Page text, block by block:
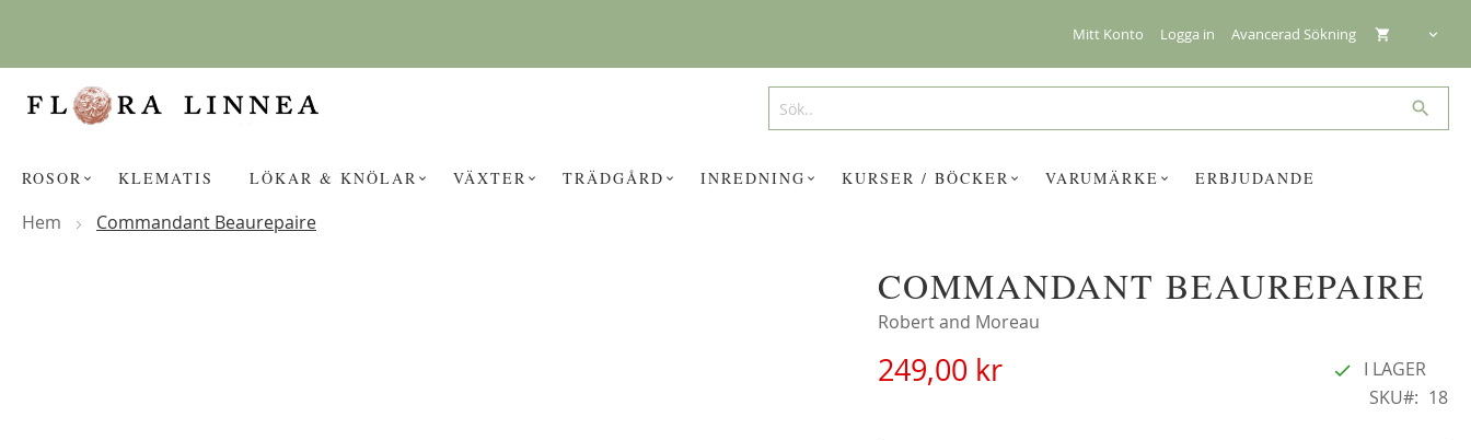
Mitt Konto Logga in Avancerad Sökning
innehållet
Search
Search
ROSOR
KLEMATIS LÖKAR & KNÖLAR VÄXTER TRÄDGÅRD INREDNING KURSER / BÖCKER VARUMÄRKE ERBJUDANDE
Hem Commandant Beaurepaire
KANSKE NÅGON AV DESSA PRODUKTER KAN INTRESSERA DIG?COMMANDANT BEAUREPAIRE
Robert and Moreau
249,00 kr
I LAGER
SKU
18